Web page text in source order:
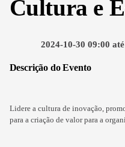
Cultura e
2024-10-30 09:00
Descrição do Evento
Lidere a cultura de inovação,
para a criação de valor para a